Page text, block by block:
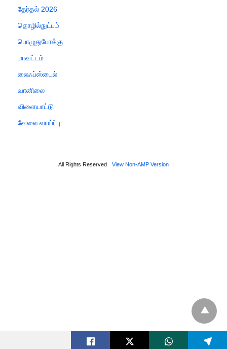
தேர்தல் 2026
தொழில்நுட்பம்
பொழுதுபோக்கு
மாவட்டம்
லைஃப்ஸ்டைல்
வானிலை
விளையாட்டு
வேலை வாய்ப்பு
All Rights Reserved View Non-AMP Version